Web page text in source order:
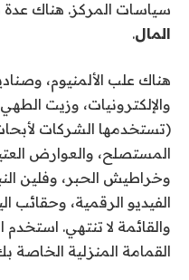
سياسات المركز. هناك عدة
المال.
هناك علب الألمنيوم،
والإلكترونيات، وزيت
(تستخدمها الشركات
المستصلح، والعوارض
وخراطيش الحبر، وفلين
الفيديو الرقمية، وحقائب
والقائمة لا تنتهي. استخدم
القمامة المنزلية الخاصة